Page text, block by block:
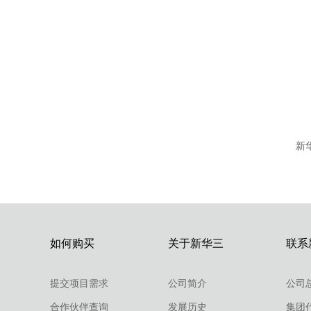
新
如何购买
提交项目需求
合作伙伴查询
关于新华三
公司简介
发展历史
联
公司
集团